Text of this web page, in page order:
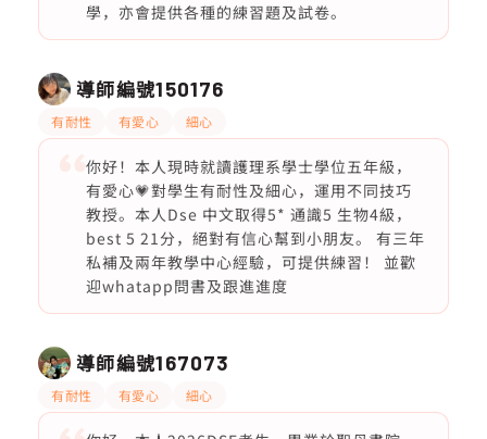
學，亦會提供各種的練習題及試卷。
導師編號150176
有耐性 有愛心 細心
你好！本人現時就讀護理系學士學位五年級，
有愛心💗對學生有耐性及細心，運用不同技巧
教授。本人Dse 中文取得5* 通識5 生物4級，
best 5 21分，絕對有信心幫到小朋友。 有三年
私補及兩年教學中心經驗，可提供練習！ 並歡
迎whatapp問書及跟進進度
導師編號167073
有耐性 有愛心 細心